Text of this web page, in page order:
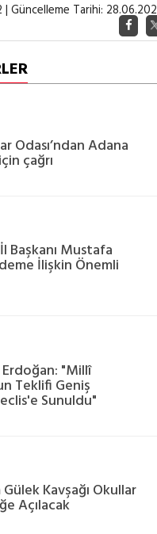
| Güncelleme Tarihi:
Odası’ndan Adana
çağrı
Başkanı Mustafa
İlişkin Önemli
"Millî
Teklifi Geniş
Sunuldu"
Kavşağı Okullar
Açılacak